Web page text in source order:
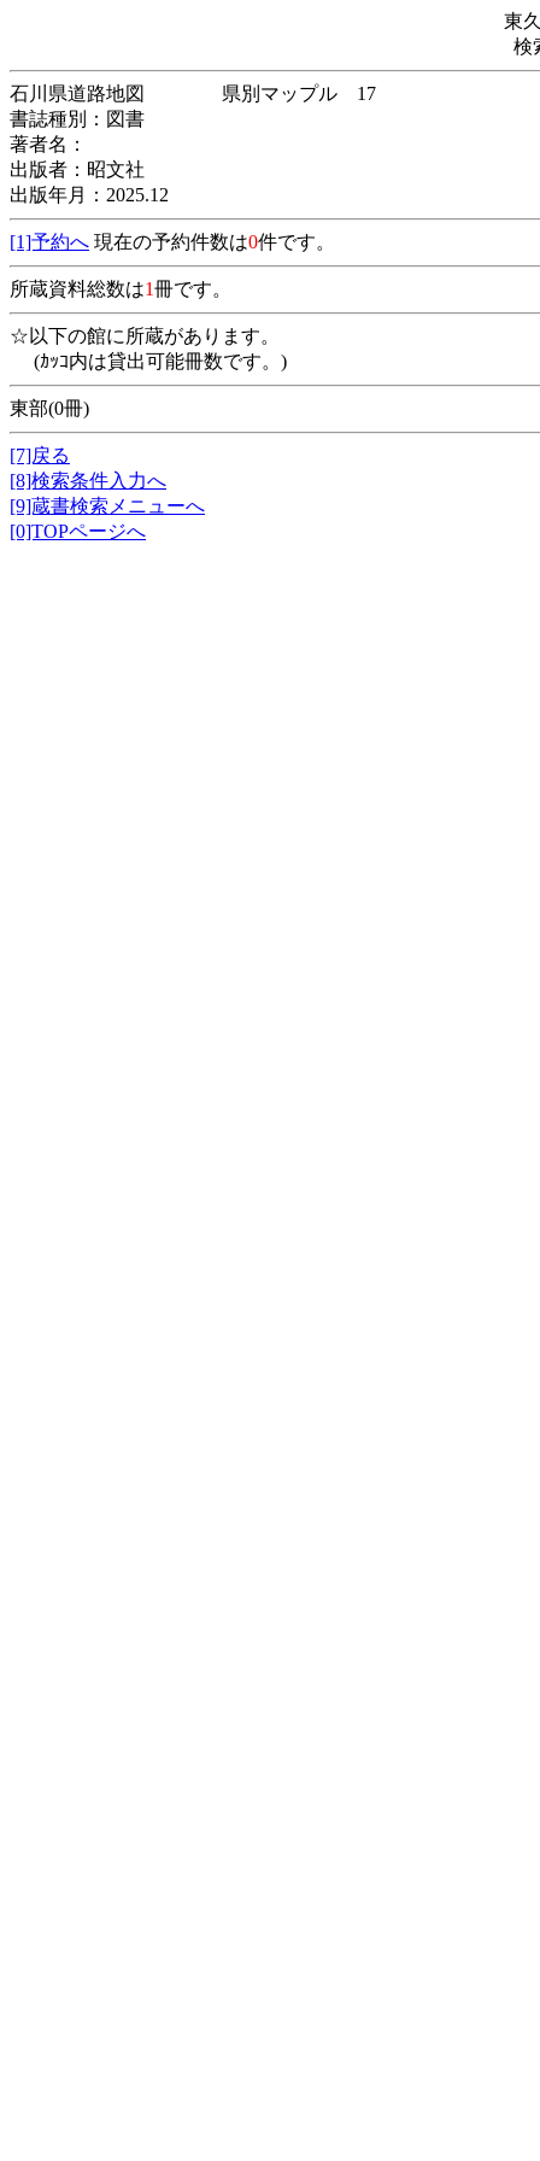
東
検
石川県道路地図 県別マップル 17
書誌種別：図書
著者名：
出版者：昭文社
出版年月：2025.12
[1]予約へ 現在の予約件数は0件です。
所蔵資料総数は1冊です。
☆以下の館に所蔵があります。
(ｶｯｺ内は貸出可能冊数です。)
東部(0冊)
[7]戻る
[8]検索条件入力へ
[9]蔵書検索メニューへ
[0]TOPページへ